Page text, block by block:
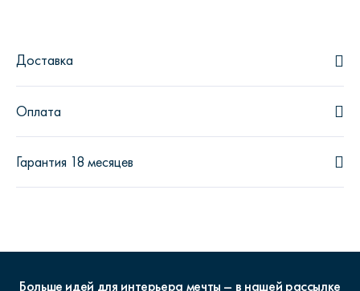
Доставка
Оплата
Гарантия 18 месяцев
Больше идей для интерьера мечты – в нашей рассылке